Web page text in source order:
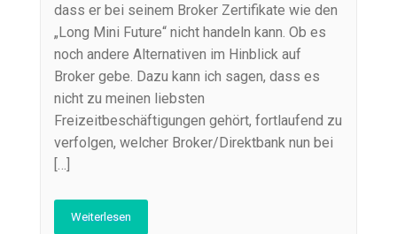
dass er bei seinem Broker Zertifikate wie den
„Long Mini Future“ nicht handeln kann. Ob es
noch andere Alternativen im Hinblick auf
Broker gebe. Dazu kann ich sagen, dass es
nicht zu meinen liebsten
Freizeitbeschäftigungen gehört, fortlaufend zu
verfolgen, welcher Broker/Direktbank nun bei
Weiterlesen